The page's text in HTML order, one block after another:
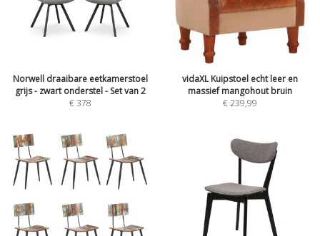
Norwell draaibare eetkamerstoel
grijs - zwart onderstel - Set van 2
€378
vidaXL Kuipstoel echt leer en
massief mangohout bruin
€239,99